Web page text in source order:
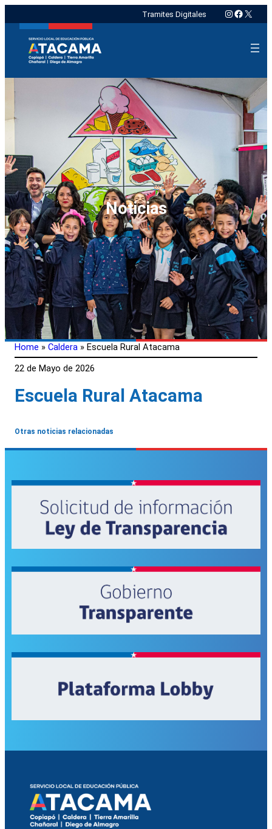
Tramites Digitales Instagram
X
Noticias
Home » Caldera » Escuela Rural Atacama
22 de Mayo de 2026
Escuela Rural Atacama
Otras noticias relacionadas